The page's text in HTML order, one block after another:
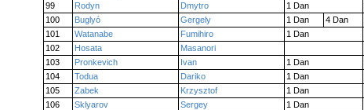
99
Rodyn Dmytro 1 Dan
100
Buglyó Gergely 1 Dan 4 Dan
101
Watanabe Fumihiro 1 Dan
102
Hosata Masanori
103
Pronkevich Ivan 1 Dan
104
Todua Dariko 1 Dan
105
Zabek Krzysztof 1 Dan
106
Sklyarov Sergey 1 Dan